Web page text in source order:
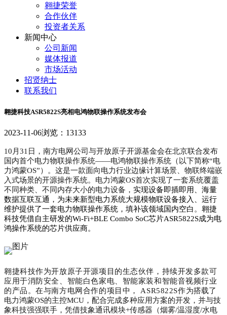
翱捷荣誉
合作伙伴
投资者关系
新闻中心
公司新闻
媒体报道
市场活动
招贤纳士
联系我们
翱捷科技ASR5822S亮相电鸿物联操作系统发布会
2023-11-06浏览：13133
10月31日，南方电网公司与开放原子开源基金会在北京联合发布
国内首个电力物联操作系统——电鸿物联操作系统（以下简称“电
力鸿蒙OS”）。这是一款面向电力行业边缘计算场景、物联终端嵌
入式场景的开源操作系统。电力鸿蒙OS首次实现了一套系统覆盖
不同种类、不同内存大小的电力设备， 实现设备即插即用、海量
数据互联互通，为未来新型电力系统大规模物联设备接入、运行
维护提供了一套电力物联操作系统，填补该领域国内空白 。 翱捷
科技凭借自主研发的Wi-Fi+BLE Combo SoC芯片ASR5822S成为电
鸿操作系统的芯片供应商。
翱捷科技作为开放原子开源项目的生态伙伴，持续开发多款可
应用于消防安全、智能白色家电、智能家装和智能音视频行业
的产品。在与南方电网合作的项目中， ASR5822S作为搭载了
电力鸿蒙OS的主控MCU，配合完成多种应用方案的开发，并与技
象科技强强联手，凭借技象通讯模块+传感器（烟雾/温湿度/水电